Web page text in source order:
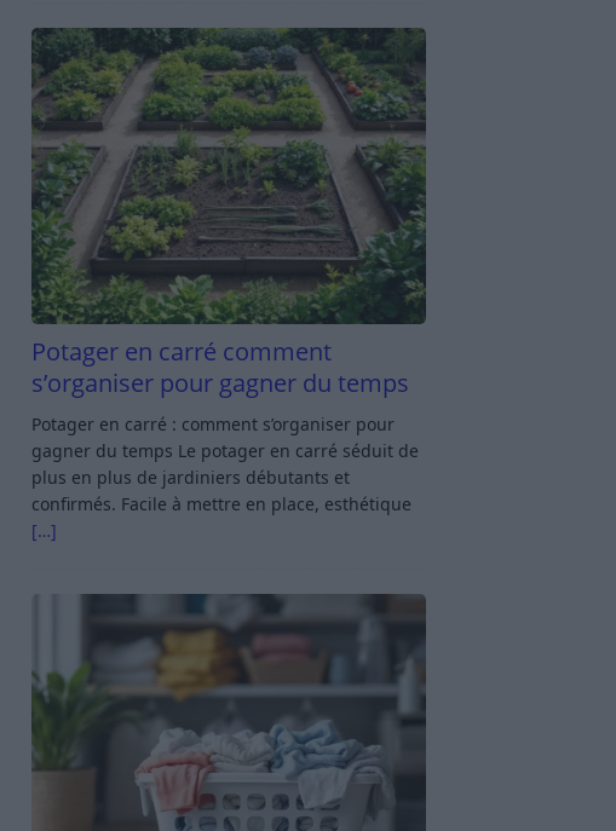
Potager en carré comment
s’organiser pour gagner du temps
Potager en carré : comment s’organiser pour
gagner du temps Le potager en carré séduit de
plus en plus de jardiniers débutants et
confirmés. Facile à mettre en place, esthétique
[…]